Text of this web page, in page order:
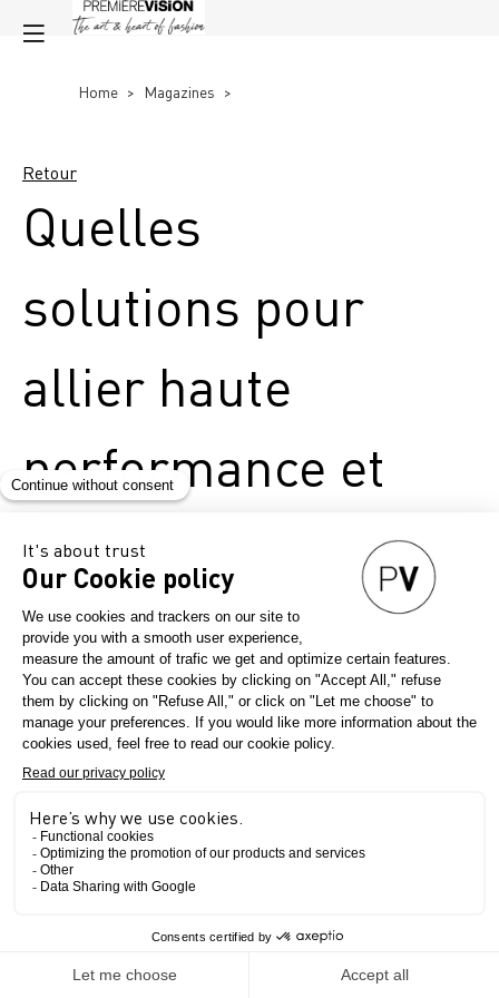
Home > Magazines >
Retour
Quelles
solutions pour
allier haute
performance et
impact réduit ?
Pour défier les éléments, résister aux
intempéries ou faire face aux usages les plus
demande toujours croissante de technicité.
Historiquement, lorsque les solutions n’étaient
pas disponibles dans la nature, et pour les
fossiles ont été favorisées pour créer
membranes déperlantes, finissages windproof ou